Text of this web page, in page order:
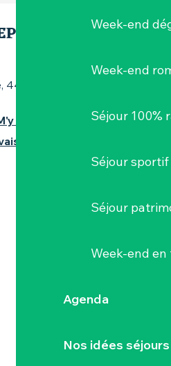
Week-end
Week-end
Séjour 100%
Séjour sportif
Séjour
Week-end
Agenda
Nos idées séjours
LA
44690 Saint-Fiacre-sur-
rendre
en train !